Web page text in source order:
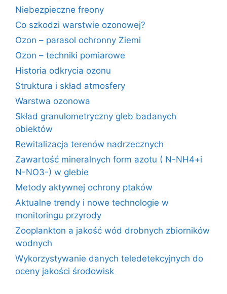
Niebezpieczne freony
Co szkodzi warstwie ozonowej?
Ozon – parasol ochronny Ziemi
Ozon – techniki pomiarowe
Historia odkrycia ozonu
Struktura i skład atmosfery
Warstwa ozonowa
Skład granulometryczny gleb badanych
obiektów
Rewitalizacja terenów nadrzecznych
Zawartość mineralnych form azotu ( N-NH4+i
N-NO3-) w glebie
Metody aktywnej ochrony ptaków
Aktualne trendy i nowe technologie w
monitoringu przyrody
Zooplankton a jakość wód drobnych zbiorników
wodnych
Wykorzystywanie danych teledetekcyjnych do
oceny jakości środowisk